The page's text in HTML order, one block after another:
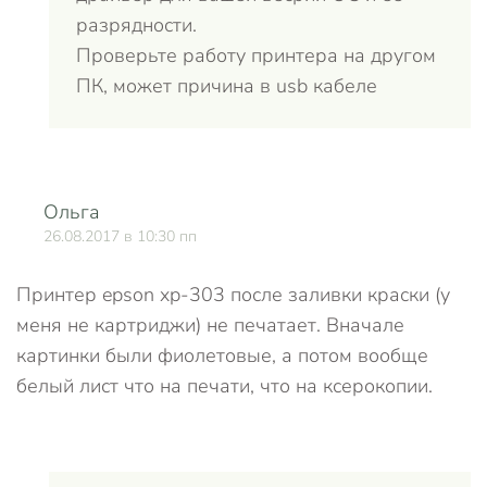
разрядности.
Проверьте работу принтера на другом
ПК, может причина в usb кабеле
Ольга
26.08.2017 в 10:30 пп
Принтер epson xp-303 после заливки краски (у
меня не картриджи) не печатает. Вначале
картинки были фиолетовые, а потом вообще
белый лист что на печати, что на ксерокопии.